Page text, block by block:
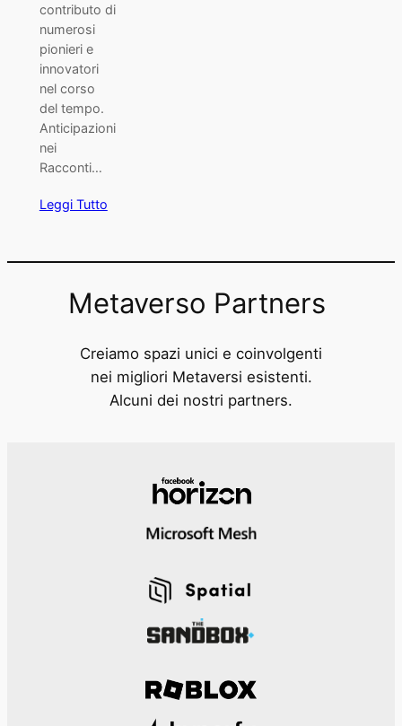
contributo di
numerosi
pionieri e
innovatori
nel corso
del tempo.
Anticipazioni
nei
Racconti…
Leggi Tutto
Metaverso Partners
Creiamo spazi unici e coinvolgenti
nei migliori Metaversi esistenti.
Alcuni dei nostri partners.